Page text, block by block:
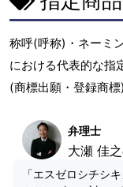
称呼(呼称)・ネーミ
における代表的な指
(商標出願・登録商標
弁理士
大瀬 佳
「エスゼロシチシ